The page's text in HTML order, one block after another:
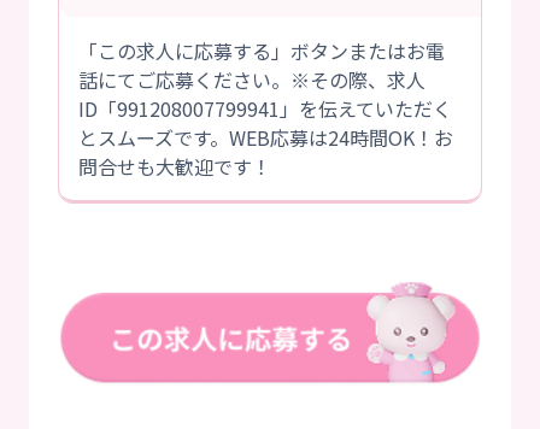
「この求人に応募する」ボタンまたはお電
話にてご応募ください。※その際、求人
ID「991208007799941」を伝えていただく
とスムーズです。WEB応募は24時間OK！お
問合せも大歓迎です！